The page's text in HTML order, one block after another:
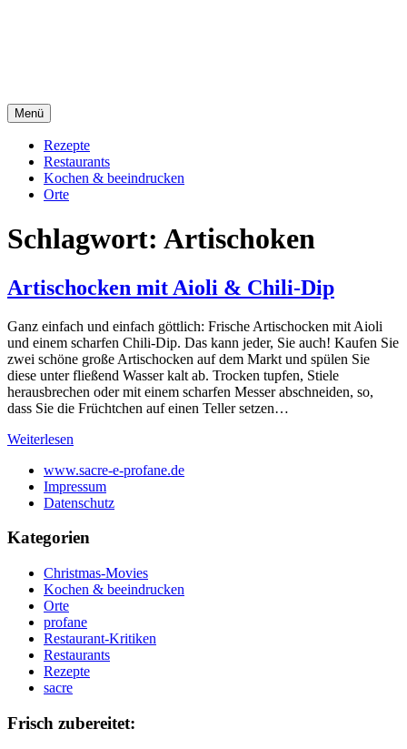
Menü
Rezepte
Restaurants
Kochen & beeindrucken
Orte
Schlagwort: Artischoken
Artischocken mit Aioli & Chili-Dip
Ganz einfach und einfach göttlich: Frische Artischocken mit Aioli
und einem scharfen Chili-Dip. Das kann jeder, Sie auch! Kaufen Sie
zwei schöne große Artischocken auf dem Markt und spülen Sie
diese unter fließend Wasser kalt ab. Trocken tupfen, Stiele
herausbrechen oder mit einem scharfen Messer abschneiden, so,
dass Sie die Früchtchen auf einen Teller setzen…
Weiterlesen
www.sacre-e-profane.de
Impressum
Datenschutz
Kategorien
Christmas-Movies
Kochen & beeindrucken
Orte
profane
Restaurant-Kritiken
Restaurants
Rezepte
sacre
Frisch zubereitet: